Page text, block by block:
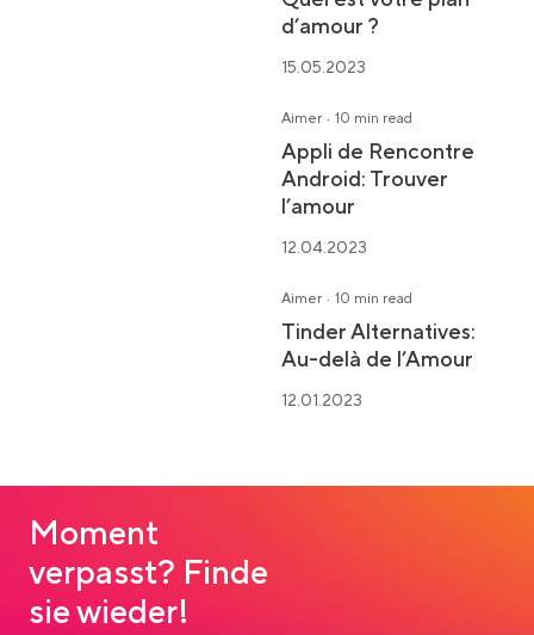
d’amour ?
15.05.2023
Aimer · 10 min read
Appli de Rencontre
Android: Trouver
l’amour
12.04.2023
Aimer · 10 min read
Tinder Alternatives:
Au-delà de l’Amour
12.01.2023
Moment
verpasst? Finde
sie wieder!